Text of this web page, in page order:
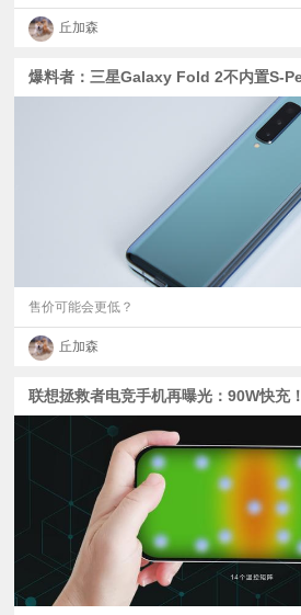
丘加森
售价可能会更低？
丘加森
联想拯救者电竞手机再曝光：90W快充！